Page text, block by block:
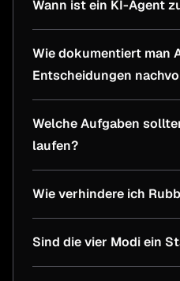
Wann ist ein KI-Agent
Wie dokumentiert man
Entscheidungen
Welche Aufgaben
laufen?
Wie verhindere ich
Sind die vier Modi ein